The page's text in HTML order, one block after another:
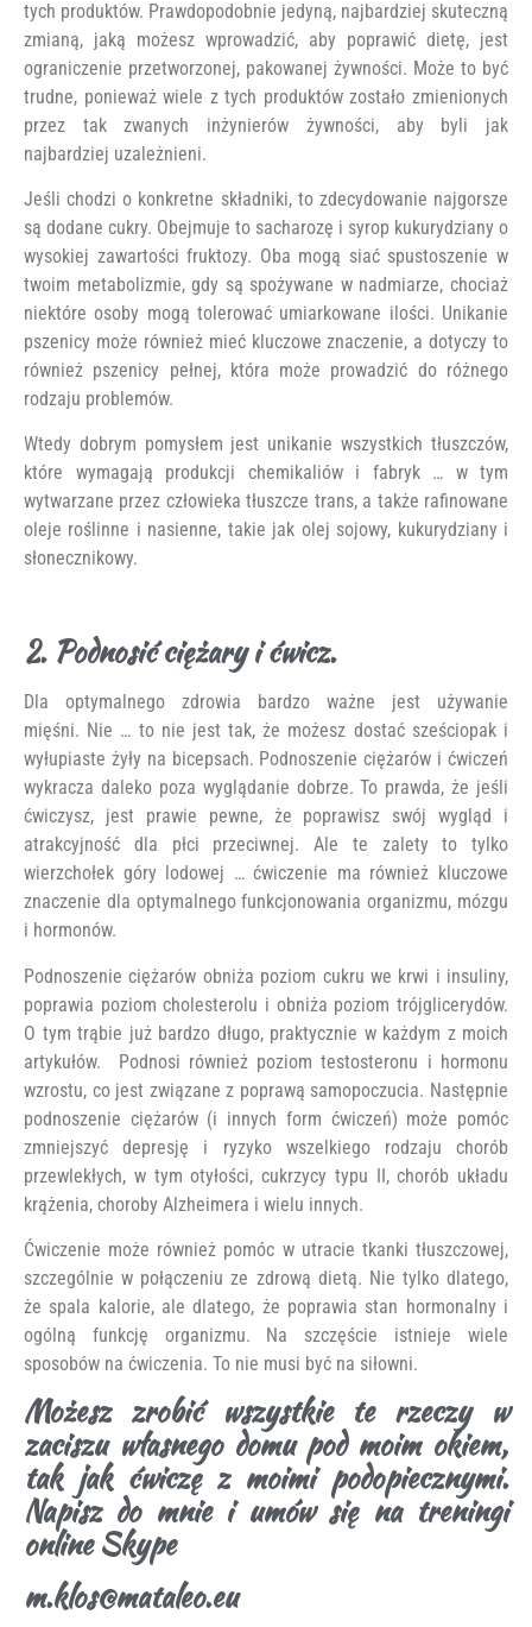
tych produktów. Prawdopodobnie jedyną, najbardziej skuteczną
zmianą, jaką możesz wprowadzić, aby poprawić dietę, jest
ograniczenie przetworzonej, pakowanej żywności. Może to być
trudne, ponieważ wiele z tych produktów zostało zmienionych
przez tak zwanych inżynierów żywności, aby byli jak
najbardziej uzależnieni.
Jeśli chodzi o konkretne składniki, to zdecydowanie najgorsze
są dodane cukry. Obejmuje to sacharozę i syrop kukurydziany o
wysokiej zawartości fruktozy. Oba mogą siać spustoszenie w
twoim metabolizmie, gdy są spożywane w nadmiarze, chociaż
niektóre osoby mogą tolerować umiarkowane ilości. Unikanie
pszenicy może również mieć kluczowe znaczenie, a dotyczy to
również pszenicy pełnej, która może prowadzić do różnego
rodzaju problemów.
Wtedy dobrym pomysłem jest unikanie wszystkich tłuszczów,
które wymagają produkcji chemikaliów i fabryk … w tym
wytwarzane przez człowieka tłuszcze trans, a także rafinowane
oleje roślinne i nasienne, takie jak olej sojowy, kukurydziany i
słonecznikowy.
2. Podnosić ciężary i ćwicz.
Dla optymalnego zdrowia bardzo ważne jest używanie
mięśni. Nie … to nie jest tak, że możesz dostać sześciopak i
wyłupiaste żyły na bicepsach. Podnoszenie ciężarów i ćwiczeń
wykracza daleko poza wyglądanie dobrze. To prawda, że ​​jeśli
ćwiczysz, jest prawie pewne, że poprawisz swój wygląd i
atrakcyjność dla płci przeciwnej. Ale te zalety to tylko
wierzchołek góry lodowej … ćwiczenie ma również kluczowe
znaczenie dla optymalnego funkcjonowania organizmu, mózgu
i hormonów.
Podnoszenie ciężarów obniża poziom cukru we krwi i insuliny,
poprawia poziom cholesterolu i obniża poziom trójglicerydów.
O tym trąbie już bardzo długo, praktycznie w każdym z moich
artykułów. Podnosi również poziom testosteronu i hormonu
wzrostu, co jest związane z poprawą samopoczucia. Następnie
podnoszenie ciężarów (i innych form ćwiczeń) może pomóc
zmniejszyć depresję i ryzyko wszelkiego rodzaju chorób
przewlekłych, w tym otyłości, cukrzycy typu II, chorób układu
krążenia, choroby Alzheimera i wielu innych.
Ćwiczenie może również pomóc w utracie tkanki tłuszczowej,
szczególnie w połączeniu ze zdrową dietą. Nie tylko dlatego,
że spala kalorie, ale dlatego, że poprawia stan hormonalny i
ogólną funkcję organizmu. Na szczęście istnieje wiele
sposobów na ćwiczenia. To nie musi być na siłowni.
Możesz zrobić wszystkie te rzeczy w
zaciszu własnego domu pod moim okiem,
tak jak ćwiczę z moimi podopiecznymi.
Napisz do mnie i umów się na treningi
online Skype
m.klos@mataleo.eu